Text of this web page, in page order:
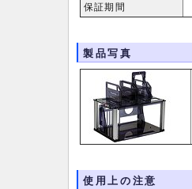
保証期間
製品写真
使用上の注意